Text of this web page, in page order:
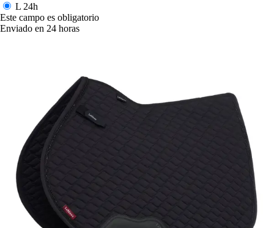
L 24h
Este campo es obligatorio
Enviado en 24 horas